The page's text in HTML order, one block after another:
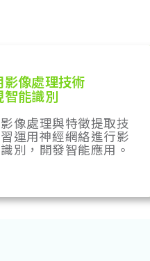
影像處理技術
智能識別
像處理與特徵提取技
運用神經網絡進行影
別，開發智能應用。